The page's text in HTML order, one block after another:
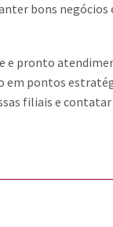
bons negócios
e pronto
em pontos
filiais e